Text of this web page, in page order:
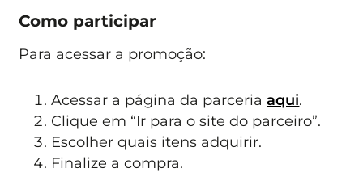
Como participar
Para acessar a promoção:
Acessar a página da parceriaaqui.
Clique em “Ir para o site do parceiro”.
Escolher quais itens adquirir.
Finalize a compra.